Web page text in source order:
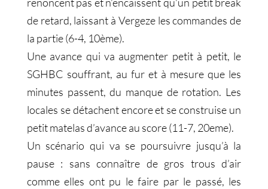
renoncent pas et n’encaissent qu’un petit break
de retard, laissant à Vergeze les commandes de
la partie (6-4, 10ème).
Une avance qui va augmenter petit à petit, le
SGHBC souffrant, au fur et à mesure que les
minutes passent, du manque de rotation. Les
locales se détachent encore et se construise un
petit matelas d’avance au score (11-7, 20eme).
Un scénario qui va se poursuivre jusqu’à la
pause : sans connaître de gros trous d’air
comme elles ont pu le faire par le passé, les